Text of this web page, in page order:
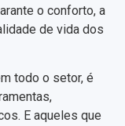
o conforto, a
de vida dos
todo o setor, é
E aqueles que